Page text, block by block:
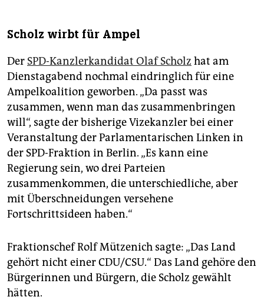
Scholz wirbt für Ampel
Der SPD-Kanzlerkandidat Olaf Scholz hat am
Dienstagabend nochmal eindringlich für eine
Ampelkoalition geworben. „Da passt was
zusammen, wenn man das zusammenbringen
will“, sagte der bisherige Vizekanzler bei einer
Veranstaltung der Parlamentarischen Linken in
der SPD-Fraktion in Berlin. „Es kann eine
Regierung sein, wo drei Parteien
zusammenkommen, die unterschiedliche, aber
mit Überschneidungen versehene
Fortschrittsideen haben.“
Fraktionschef Rolf Mützenich sagte: „Das Land
gehört nicht einer CDU/CSU.“ Das Land gehöre den
Bürgerinnen und Bürgern, die Scholz gewählt
hätten.